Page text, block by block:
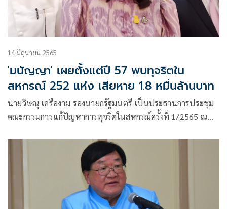
14 มิถุนายน 2565
'มนัญญา' เผยตั้งแต่ปี 57 พบทุจริตใน
สหกรณ์ 252 แห่ง เสียหาย 1.8 หมื่นล้านบาท
นายวิษณุ เครืองาม รองนายกรัฐมนตรี เป็นประธานการประชุม
คณะกรรมการแก้ปัญหาการทุจริตในสหกรณ์ครั้งที่ 1/2565 ณ
น.ส.มนัญญา ไทยเศรษฐ์ รมช.เกษตรและสหกรณ์